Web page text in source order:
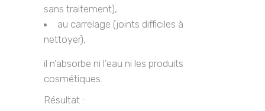
sans traitement),
au carrelage (joints difficiles à
nettoyer),
il n’absorbe ni l’eau ni les produits
cosmétiques.
Résultat :